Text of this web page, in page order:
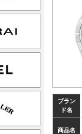
ブラン
ド名
商品名